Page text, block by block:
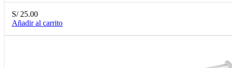
S/25.00
Añadir al carrito